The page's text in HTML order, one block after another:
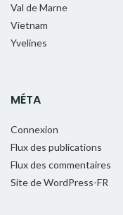
Val de Marne
Vietnam
Yvelines
MÉTA
Connexion
Flux des publications
Flux des commentaires
Site de WordPress-FR